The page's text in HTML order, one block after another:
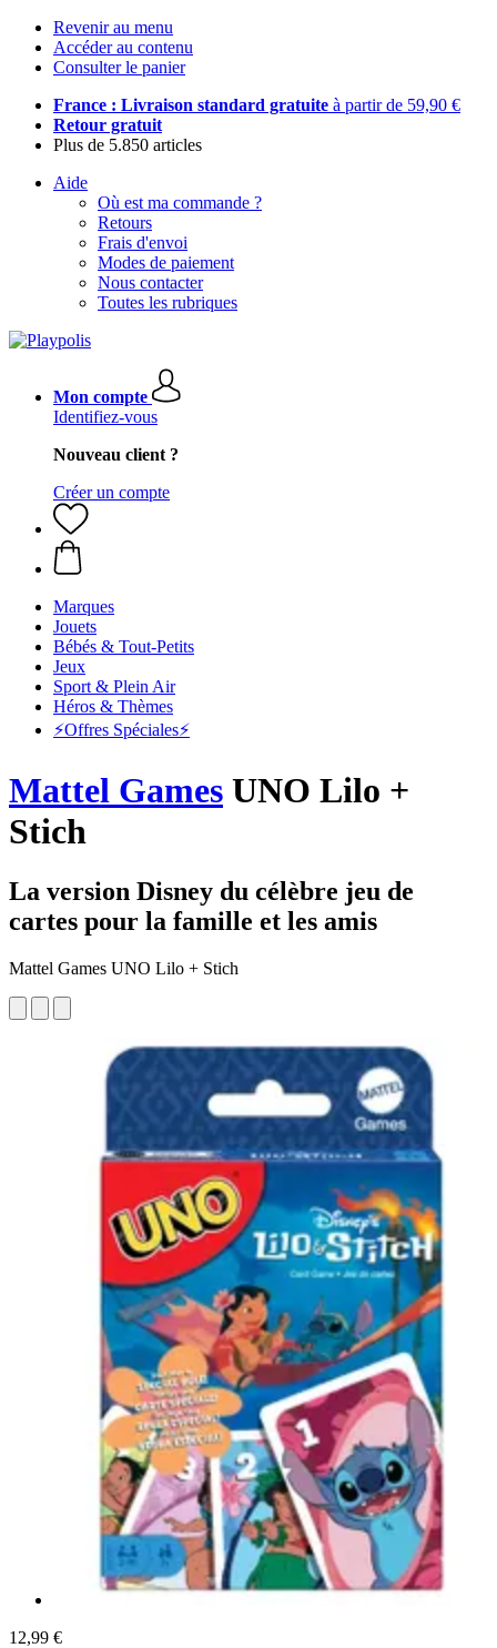
Revenir au menu
Accéder au contenu
Consulter le panier
France : Livraison standard gratuite à partir de 59,90 €
Retour gratuit
Plus de 5.850 articles
Aide
Où est ma commande ?
Retours
Frais d'envoi
Modes de paiement
Nous contacter
Toutes les rubriques
Mon compte
Identifiez-vous
Nouveau client ?
Créer un compte
Marques
Jouets
Bébés & Tout-Petits
Jeux
Sport & Plein Air
Héros & Thèmes
⚡️Offres Spéciales⚡️
Mattel Games UNO Lilo +
Stich
La version Disney du célèbre jeu de
cartes pour la famille et les amis
Mattel Games UNO Lilo + Stich
12,99 €